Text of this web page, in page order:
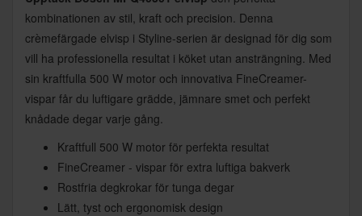
kombinationen av stil, kraft och precision. Denna
crèmefärgade elvisp i Styline-serien är designad för dig som
vill ha professionella resultat i köket utan ansträngning. Med
sin kraftfulla 500 W motor och innovativa FineCreamer-
vispar får du luftigare grädde, jämnare smet och perfekt
knådade degar varje gång.
Kraftfull 500 W motor för perfekta resultat
FineCreamer - vispar för extra luftiga bakverk
Rostfria degkrokar för tunga degar
Lätt, tyst och ergonomisk design